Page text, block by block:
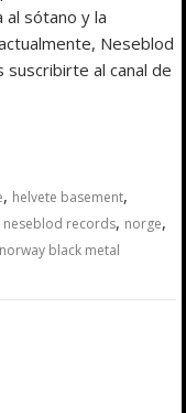
al sótano y la
Neseblod
suscribirte al canal de
, helvete basement,
neseblod records, norge,
black metal